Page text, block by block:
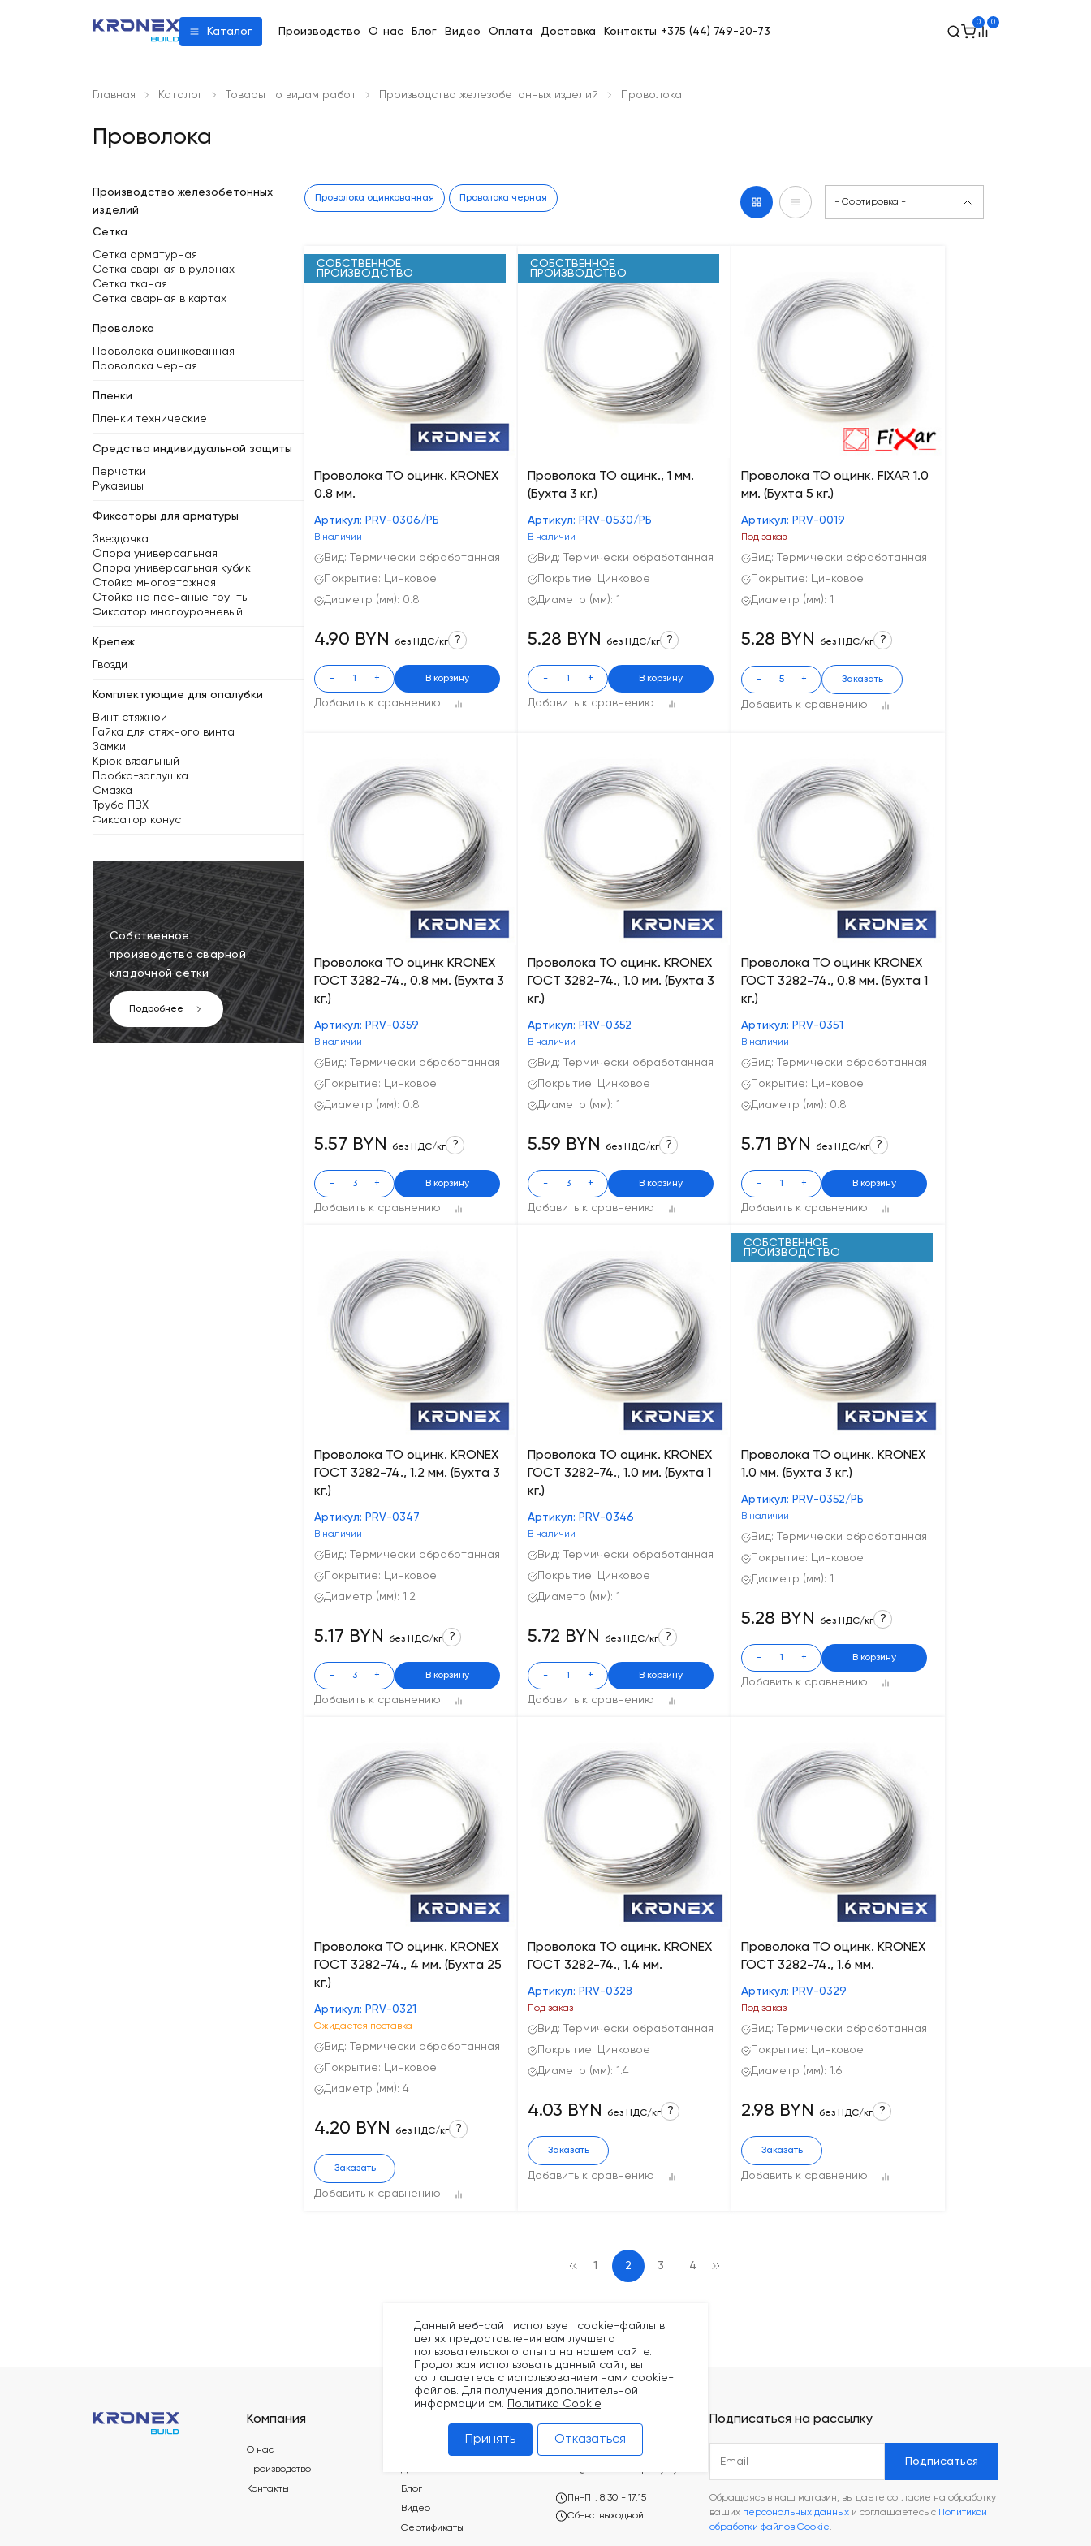
Каталог Производство О нас Блог Видео Оплата Доставка Контакты +375 (44) 749-20-73
0 0
Главная Каталог Товары по видам работ Производство железобетонных изделий Проволока
Проволока
Производство железобетонных
изделий
Сетка
Сетка арматурная
Сетка сварная в рулонах
Сетка тканая
Сетка сварная в картах
Проволока
Проволока оцинкованная
Проволока черная
Пленки
Пленки технические
Средства индивидуальной защиты
Перчатки
Рукавицы
Фиксаторы для арматуры
Звездочка
Опора универсальная
Опора универсальная кубик
Стойка многоэтажная
Стойка на песчаные грунты
Фиксатор многоуровневый
Крепеж
Гвозди
Комплектующие для опалубки
Винт стяжной
Гайка для стяжного винта
Замки
Крюк вязальный
Пробка-заглушка
Смазка
Труба ПВХ
Фиксатор конус
Собственное
производство сварной
кладочной сетки
Подробнее
Проволока оцинкованная Проволока черная - Сортировка -
СОБСТВЕННОЕ
ПРОИЗВОДСТВО
Проволока ТО оцинк. KRONEX
0.8 мм.
Артикул: PRV-0306/РБ
В наличии
Вид: Термически обработанная
Покрытие: Цинковое
Диаметр (мм): 0.8
Добавить к сравнению
4.90 BYN без НДС/кг ?
- + В корзину
СОБСТВЕННОЕ
ПРОИЗВОДСТВО
Проволока ТО оцинк., 1 мм.
(Бухта 3 кг.)
Артикул: PRV-0530/РБ
В наличии
Вид: Термически обработанная
Покрытие: Цинковое
Диаметр (мм): 1
Добавить к сравнению
5.28 BYN без НДС/кг ?
- + В корзину
Проволока ТО оцинк. FIXAR 1.0
мм. (Бухта 5 кг.)
Артикул: PRV-0019
Под заказ
Вид: Термически обработанная
Покрытие: Цинковое
Диаметр (мм): 1
Добавить к сравнению
5.28 BYN без НДС/кг ?
- + Заказать
Проволока ТО оцинк KRONEX
ГОСТ 3282-74., 0.8 мм. (Бухта 3
кг.)
Артикул: PRV-0359
В наличии
Вид: Термически обработанная
Покрытие: Цинковое
Диаметр (мм): 0.8
Добавить к сравнению
5.57 BYN без НДС/кг ?
- + В корзину
Проволока ТО оцинк. KRONEX
ГОСТ 3282-74., 1.0 мм. (Бухта 3
кг.)
Артикул: PRV-0352
В наличии
Вид: Термически обработанная
Покрытие: Цинковое
Диаметр (мм): 1
Добавить к сравнению
5.59 BYN без НДС/кг ?
- + В корзину
Проволока ТО оцинк KRONEX
ГОСТ 3282-74., 0.8 мм. (Бухта 1
кг.)
Артикул: PRV-0351
В наличии
Вид: Термически обработанная
Покрытие: Цинковое
Диаметр (мм): 0.8
Добавить к сравнению
5.71 BYN без НДС/кг ?
- + В корзину
Проволока ТО оцинк. KRONEX
ГОСТ 3282-74., 1.2 мм. (Бухта 3
кг.)
Артикул: PRV-0347
В наличии
Вид: Термически обработанная
Покрытие: Цинковое
Диаметр (мм): 1.2
Добавить к сравнению
5.17 BYN без НДС/кг ?
- + В корзину
Проволока ТО оцинк. KRONEX
ГОСТ 3282-74., 1.0 мм. (Бухта 1
кг.)
Артикул: PRV-0346
В наличии
Вид: Термически обработанная
Покрытие: Цинковое
Диаметр (мм): 1
Добавить к сравнению
5.72 BYN без НДС/кг ?
- + В корзину
СОБСТВЕННОЕ
ПРОИЗВОДСТВО
Проволока ТО оцинк. KRONEX
1.0 мм. (Бухта 3 кг.)
Артикул: PRV-0352/РБ
В наличии
Вид: Термически обработанная
Покрытие: Цинковое
Диаметр (мм): 1
Добавить к сравнению
5.28 BYN без НДС/кг ?
- + В корзину
Проволока ТО оцинк. KRONEX
ГОСТ 3282-74., 4 мм. (Бухта 25
кг.)
Артикул: PRV-0321
Ожидается поставка
Вид: Термически обработанная
Покрытие: Цинковое
Диаметр (мм): 4
Добавить к сравнению
4.20 BYN без НДС/кг ?
Заказать
Проволока ТО оцинк. KRONEX
ГОСТ 3282-74., 1.4 мм.
Артикул: PRV-0328
Под заказ
Вид: Термически обработанная
Покрытие: Цинковое
Диаметр (мм): 1.4
Добавить к сравнению
4.03 BYN без НДС/кг ?
Заказать
Проволока ТО оцинк. KRONEX
ГОСТ 3282-74., 1.6 мм.
Артикул: PRV-0329
Под заказ
Вид: Термически обработанная
Покрытие: Цинковое
Диаметр (мм): 1.6
Добавить к сравнению
2.98 BYN без НДС/кг ?
Заказать
1 2 3 4
Компания
О нас
Производство
Контакты
Блог
Видео
Сертификаты
Пн-Пт: 8:30 - 17:15
Сб-вс: выходной
Подписаться на рассылку
Подписаться
Обращаясь в наш магазин, вы даете согласие на обработку
ваших персональных данных и соглашаетесь с Политикой
обработки файлов Cookie.
Данный веб-сайт использует cookie-файлы в
целях предоставления вам лучшего
пользовательского опыта на нашем сайте.
Продолжая использовать данный сайт, вы
соглашаетесь с использованием нами cookie-
файлов. Для получения дополнительной
информации см. Политика Cookie.
Принять Отказаться